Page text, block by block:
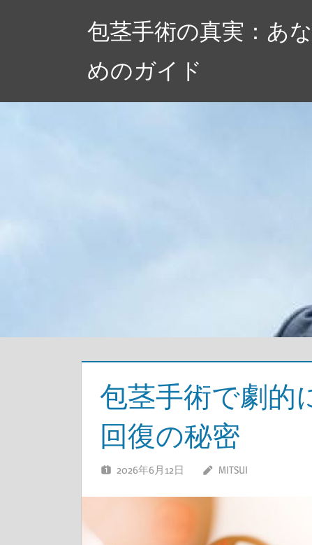
包茎手術の真実：あ
めのガイド
包茎手術で劇的
回復の秘密
2026年6月12日 MITSUI